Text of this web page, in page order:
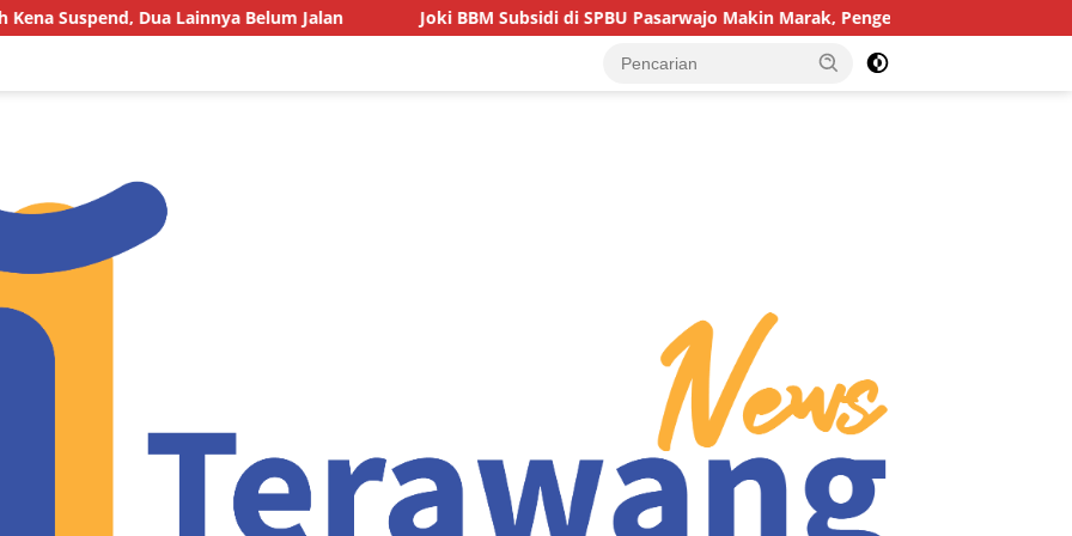
Dua Lainnya Belum Jalan Joki BBM Subsidi di SPBU Pasarwajo Makin Marak, Pengendara: “Polres Buton Dimana, Masa